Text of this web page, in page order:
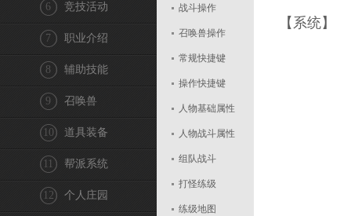
竞技活动
6
职业介绍
7
辅助技能
8
召唤兽
9
道具装备
10
帮派系统
11
个人庄园
12
战斗操作
召唤兽操作
常规快捷键
操作快捷键
人物基础属性
人物战斗属性
组队战斗
打怪练级
练级地图
【系统】